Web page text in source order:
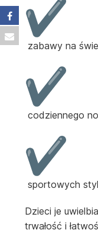
zabawy na
codziennego
sportowych
Dzieci je
trwałość i